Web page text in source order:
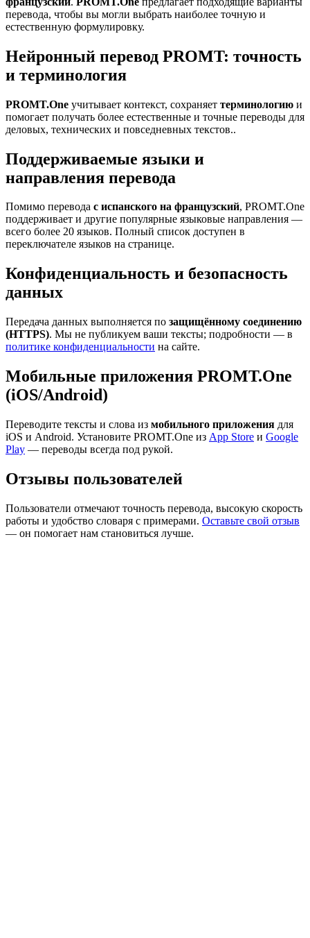
перевода, чтобы вы могли выбрать наиболее точную и
естественную формулировку.
Нейронный перевод PROMT: точность
и терминология
PROMT.One учитывает контекст, сохраняет терминологию и
помогает получать более естественные и точные переводы для
деловых, технических и повседневных текстов..
Поддерживаемые языки и
направления перевода
Помимо перевода с испанского на французский, PROMT.One
поддерживает и другие популярные языковые направления —
всего более 20 языков. Полный список доступен в
переключателе языков на странице.
Конфиденциальность и безопасность
данных
Передача данных выполняется по защищённому соединению
(HTTPS). Мы не публикуем ваши тексты; подробности — в
политике конфиденциальности на сайте.
Мобильные приложения PROMT.One
(iOS/Android)
Переводите тексты и слова из мобильного приложения для
iOS и Android. Установите PROMT.One из App Store и Google
Play — переводы всегда под рукой.
Отзывы пользователей
Пользователи отмечают точность перевода, высокую скорость
работы и удобство словаря с примерами. Оставьте свой отзыв
— он помогает нам становиться лучше.